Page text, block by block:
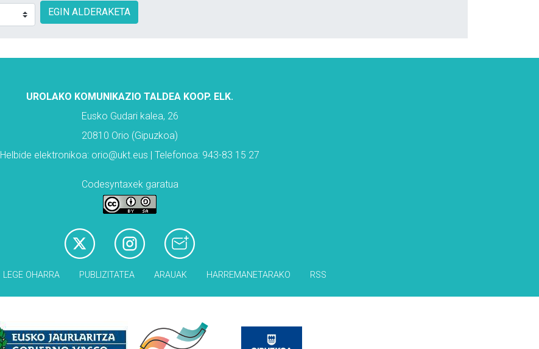
EGIN ALDERAKETA
UROLAKO KOMUNIKAZIO TALDEA KOOP. ELK.
Eusko Gudari kalea, 26
20810 Orio (Gipuzkoa)
Helbide elektronikoa: orio@ukt.eus | Telefonoa: 943-83 15 27
Codesyntaxek garatua
LEGE OHARRA PUBLIZITATEA ARAUAK HARREMANETARAKO RSS